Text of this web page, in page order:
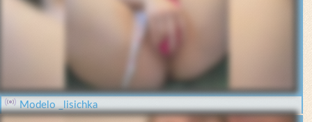
Modelo _lisichka